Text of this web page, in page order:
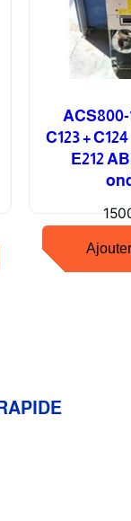
ACS800-
C123 +
E212